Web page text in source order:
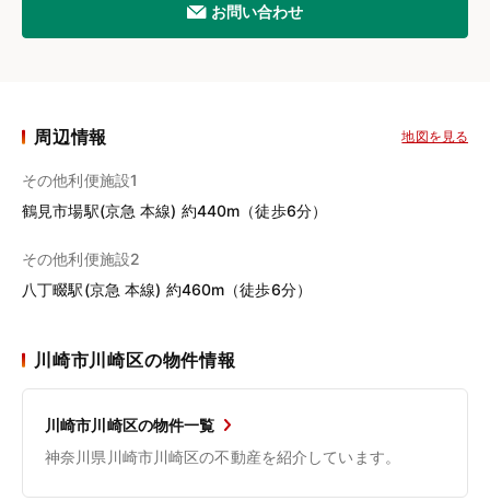
お問い合わせ
周辺情報 地図を見る
その他利便施設1
鶴見市場駅(京急 本線) 約440m（徒歩6分）
その他利便施設2
八丁畷駅(京急 本線) 約460m（徒歩6分）
川崎市川崎区の物件情報
川崎市川崎区の物件一覧
神奈川県川崎市川崎区の不動産を紹介しています。